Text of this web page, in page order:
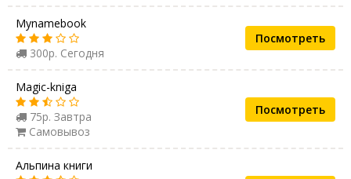
Mynamebook
300р. Сегодня
Посмотреть
Magic-kniga
75р. Завтра
Самовывоз
Посмотреть
Альпина книги